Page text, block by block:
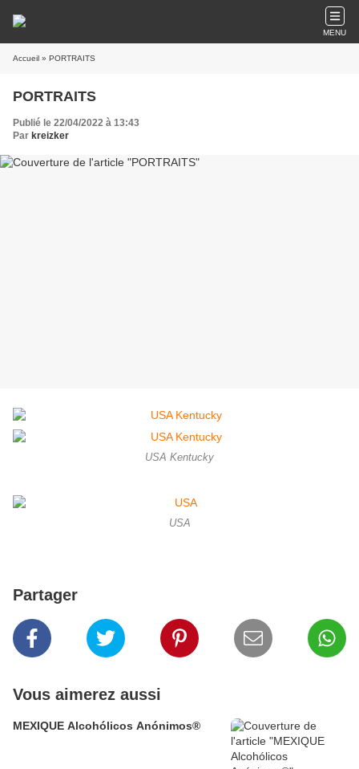
MENU
Accueil » PORTRAITS
PORTRAITS
Publié le 22/04/2022 à 13:43
Par kreizker
USA Kentucky
USA
Partager
Vous aimerez aussi
MEXIQUE Alcohólicos Anónimos®